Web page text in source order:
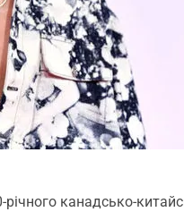
канадсько-